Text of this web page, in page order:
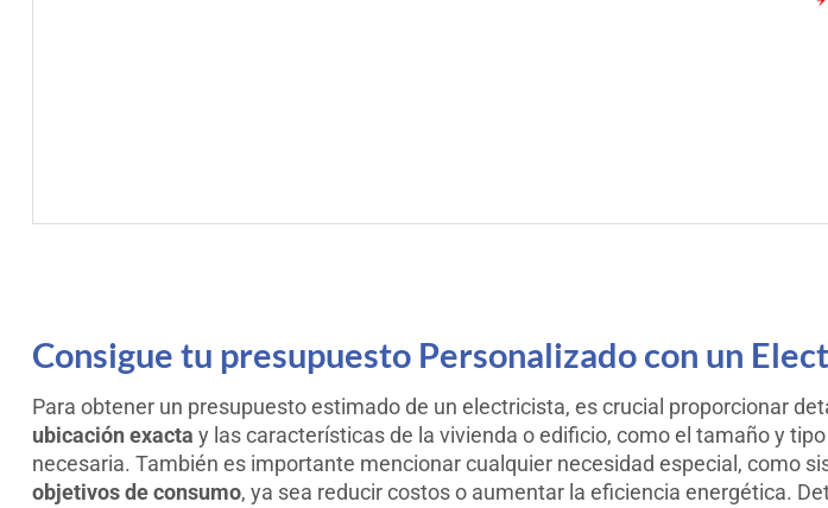
Consigue tu presupuesto Personalizado con un
Para obtener un presupuesto estimado de un electricista, es crucial proporcionar
ubicación exacta y las características de la vivienda o edificio, como el tamaño y
necesaria. También es importante mencionar cualquier necesidad especial, como
objetivos de consumo, ya sea reducir costos o aumentar la eficiencia energética.